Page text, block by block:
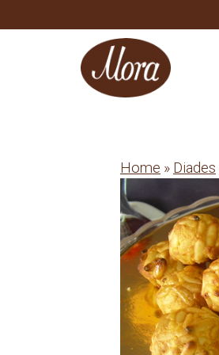
to
Home » Diades